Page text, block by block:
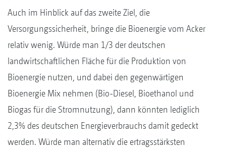
Auch im Hinblick auf das zweite Ziel, die
Versorgungssicherheit, bringe die Bioenergie vom Acker
relativ wenig. Würde man 1/3 der deutschen
landwirtschaftlichen Fläche für die Produktion von
Bioenergie nutzen, und dabei den gegenwärtigen
Bioenergie Mix nehmen (Bio-Diesel, Bioethanol und
Biogas für die Stromnutzung), dann könnten lediglich
2,3% des deutschen Energieverbrauchs damit gedeckt
werden. Würde man alternativ die ertragsstärksten